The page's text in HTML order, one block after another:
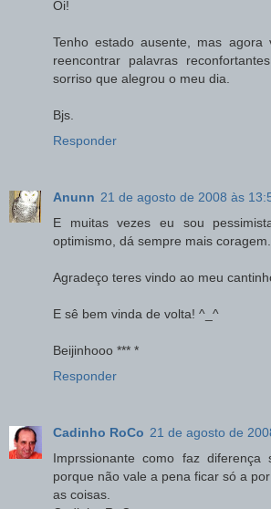
Oi!
Tenho estado ausente, mas agora
reencontrar palavras
sorriso que alegrou o meu dia.
Bjs.
Responder
Anunn 21 de agosto de 2008 às
E muitas vezes eu sou
optimismo, dá sempre mais coragem.
Agradeço teres vindo ao meu
E sê bem vinda de volta! ^_^
Beijinhooo *** *
Responder
Cadinho RoCo 21 de agosto de
Imprssionante como faz diferença
porque não vale a pena ficar só a
as coisas.